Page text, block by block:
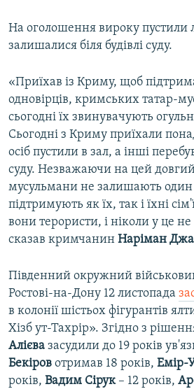
На оголошення вироку пустили
залишалися біля будівлі суду.
«Приїхав із Криму, щоб
одновірців, кримських татар-
сьогодні їх звинувачують
Сьогодні з Криму приїхали
осіб пустили в зал, а інші
суду. Незважаючи на цей
мусульмани не залишають один
підтримують як їх, так і їхні
вони терористи, і ніколи у це
сказав кримчанин Наріман
Південний окружний
Ростові-на-Дону 12 листопада
в колонії шістьох фігурантів
Хізб ут-Тахрір». Згідно з
Алієва засудили до 19 років
Бекіров отримав 18 років, Емір-
років, Вадим Сірук – 12 років,